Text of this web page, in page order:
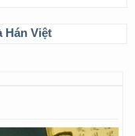
Hán Việt